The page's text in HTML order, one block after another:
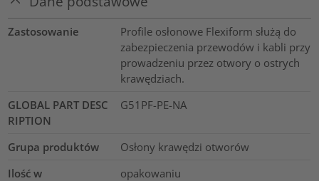
Zastosowanie
Profile osłonowe Flexiform służą do
zabezpieczenia przewodów i kabli przy
prowadzeniu przez otwory o ostrych
krawędziach.
GLOBAL PART DESC
RIPTION
G51PF-PE-NA
Grupa produktów
Osłony krawędzi otworów
Ilość w
opakowaniu